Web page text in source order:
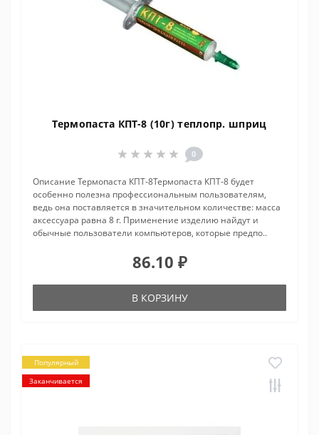
Термопаста КПТ-8 (10г) теплопр. шприц
0
Описание Термопаста КПТ-8Термопаста КПТ-8 будет
особенно полезна профессиональным пользователям,
ведь она поставляется в значительном количестве: масса
аксессуара равна 8 г. Применение изделию найдут и
обычные пользователи компьютеров, которые предпо..
86.10 ₽
В КОРЗИНУ
Популярный
Заканчивается